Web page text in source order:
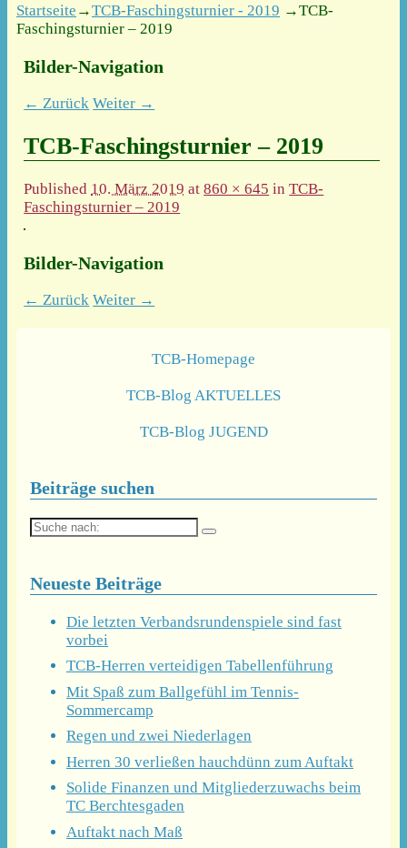
Startseite →TCB-Faschingsturnier - 2019 →TCB-
Faschingsturnier – 2019
Bilder-Navigation
← Zurück Weiter →
TCB-Faschingsturnier – 2019
Published 10. März 2019 at860 × 645 inTCB-
Faschingsturnier – 2019
Bilder-Navigation
← Zurück Weiter →
TCB-Homepage
TCB-Blog AKTUELLES
TCB-Blog JUGEND
Beiträge suchen
Suche
Neueste Beiträge
Die letzten Verbandsrundenspiele sind fast
vorbei
TCB-Herren verteidigen Tabellenführung
Mit Spaß zum Ballgefühl im Tennis-
Sommercamp
Regen und zwei Niederlagen
Herren 30 verließen hauchdünn zum Auftakt
Solide Finanzen und Mitgliederzuwachs beim
TC Berchtesgaden
Auftakt nach Maß